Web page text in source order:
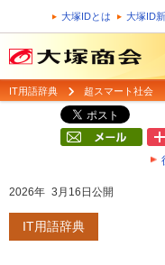
大塚IDとは 大塚ID
IT用語辞典 超スマート社会
2026年 3月16日公開
IT用語辞典